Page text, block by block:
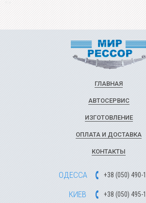
ГЛАВНАЯ
АВТОСЕРВИС
ИЗГОТОВЛЕНИЕ
ОПЛАТА И ДОСТАВКА
КОНТАКТЫ
ОДЕССА +38 (050) 490-1
КИЕВ +38 (050) 495-1